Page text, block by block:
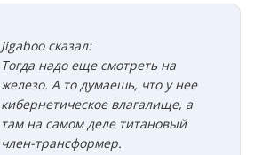
Jigaboo сказал:
Тогда надо еще смотреть на
железо. А то думаешь, что у нее
кибернетическое влагалище, а
там на самом деле титановый
член-трансформер.